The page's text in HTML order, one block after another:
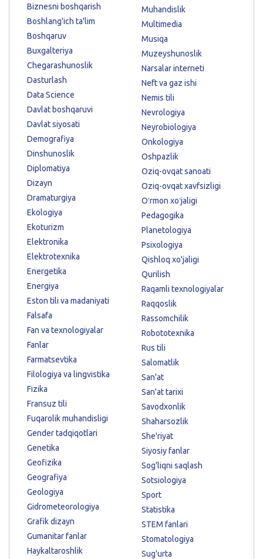
Biznesni boshqarish
Boshlang'ich ta'lim
Boshqaruv
Buxgalteriya
Chegarashunoslik
Dasturlash
Data Science
Davlat boshqaruvi
Davlat siyosati
Demografiya
Dinshunoslik
Diplomatiya
Dizayn
Dramaturgiya
Ekologiya
Ekoturizm
Elektronika
Elektrotexnika
Energetika
Energiya
Eston tili va madaniyati
Falsafa
Fan va texnologiyalar
Fanlar
Farmatsevtika
Filologiya va lingvistika
Fizika
Fransuz tili
Fuqarolik muhandisligi
Gender tadqiqotlari
Genetika
Geofizika
Geografiya
Geologiya
Gidrometeorologiya
Grafik dizayn
Gumanitar fanlar
Haykaltaroshlik
Muhandislik
Multimedia
Musiqa
Muzeyshunoslik
Narsalar interneti
Neft va gaz ishi
Nemis tili
Nevrologiya
Neyrobiologiya
Onkologiya
Oshpazlik
Oziq-ovqat sanoati
Oziq-ovqat xavfsizligi
Oʻrmon xoʻjaligi
Pedagogika
Planetologiya
Psixologiya
Qishloq xo'jaligi
Qurilish
Raqamli texnologiyalar
Raqqoslik
Rassomchilik
Robototexnika
Rus tili
Salomatlik
San'at
San'at tarixi
Savodxonlik
Shaharsozlik
She'riyat
Siyosiy fanlar
Sog'liqni saqlash
Sotsiologiya
Sport
Statistika
STEM fanlari
Stomatologiya
Sug'urta